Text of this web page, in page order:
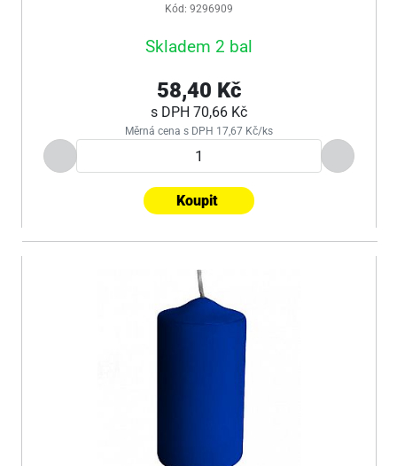
Kód: 9296909
Skladem 2 bal
58,40 Kč
s DPH 70,66 Kč
Měrná cena s DPH 17,67 Kč/ks
Koupit